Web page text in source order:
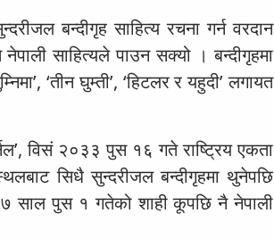
बन्दीगृह साहित्य रचना गर्न वरदान
साहित्यले पाउन सक्यो । बन्दीगृहमा
‘तीन घुम्ती’, ‘हिटलर र यहुदी’ लगायत
विसं २०३३ पुस १६ गते राष्ट्रिय एकता
सिधै सुन्दरीजल बन्दीगृहमा थुनेपछि
साल पुस १ गतेको शाही कूपछि नै नेपाली